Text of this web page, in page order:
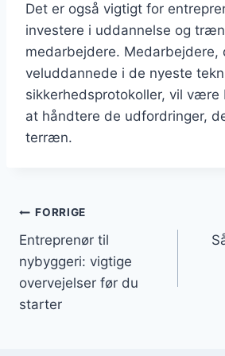
Det er også vigtigt for
investere i uddannelse og
medarbejdere. Medarbejdere,
veluddannede i de nyeste
sikkerhedsprotokoller, vil være
at håndtere de udfordringer,
terræn.
Indlægsnavigation
FORRIGE
Entreprenør til
nybyggeri: vigtige
overvejelser før du
starter